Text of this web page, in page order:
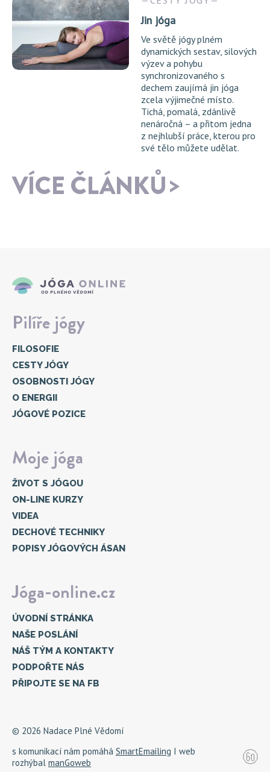
Jin jóga
Ve světě jógy plném
dynamických sestav, silových
výzev a pohybu
synchronizovaného s
dechem zaujímá jin jóga
zcela výjimečné místo.
Tichá, pomalá, zdánlivě
nenáročná – a přitom jedna
z nejhlubší práce, kterou pro
své tělo můžete udělat.
VÍCE ČLÁNKŮ
Pilíře jógy
FILOSOFIE
CESTY JÓGY
OSOBNOSTI JÓGY
O ENERGII
JÓGOVÉ POZICE
Moje jóga
ŽIVOT S JÓGOU
ON-LINE KURZY
VIDEA
DECHOVÉ TECHNIKY
POPISY JÓGOVÝCH ÁSAN
Jóga-online.cz
ÚVODNÍ STRÁNKA
NAŠE POSLÁNÍ
NÁŠ TÝM A KONTAKTY
PODPOŘTE NÁS
PŘIPOJTE SE NA FB
© 2026 Nadace Plné Vědomí
s komunikací nám pomáhá SmartEmailing I web
rozhýbal manGoweb